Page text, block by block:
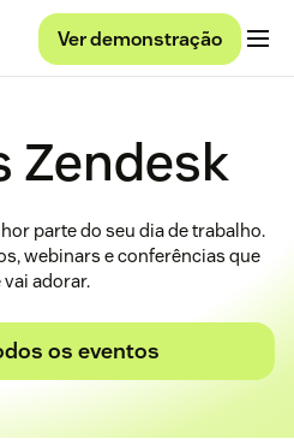
Ver demonstração
Zendesk
parte do seu dia de trabalho.
webinars e conferências que
vai adorar.
os eventos